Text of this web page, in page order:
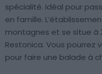
spécialité. Idéal pour
en famille.
montagnes et se situe à
Restonica. Vous pourrez
pour faire une balade à